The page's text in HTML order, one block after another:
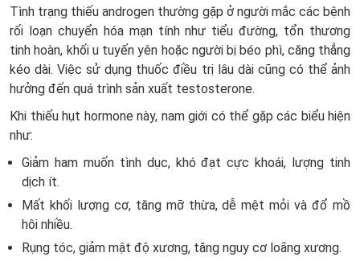
Tình trạng thiếu androgen thường gặp ở người mắc các bệnh
rối loạn chuyển hóa mạn tính như tiểu đường, tổn thương
tinh hoàn, khối u tuyến yên hoặc người bị béo phì, căng thẳng
kéo dài. Việc sử dụng thuốc điều trị lâu dài cũng có thể ảnh
hưởng đến quá trình sản xuất testosterone.
Khi thiếu hụt hormone này, nam giới có thể gặp các biểu hiện
như:
Giảm ham muốn tình dục, khó đạt cực khoái, lượng tinh
dịch ít.
Mất khối lượng cơ, tăng mỡ thừa, dễ mệt mỏi và đổ mồ
hôi nhiều.
Rụng tóc, giảm mật độ xương, tăng nguy cơ loãng xương.